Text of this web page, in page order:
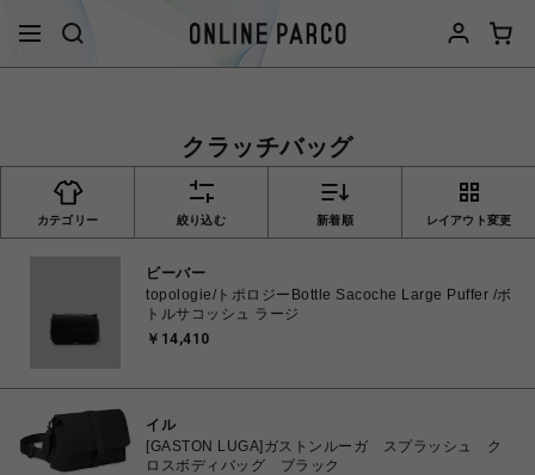
クラッチバッグ
カテゴリー 絞り込む 新着順 レイアウト変更
ビーバー
topologie/トポロジーBottle Sacoche Large Puffer /ボ
トルサコッシュ ラージ
￥14,410
イル
[GASTON LUGA]ガストンルーガ スプラッシュ ク
ロスボディバッグ ブラック